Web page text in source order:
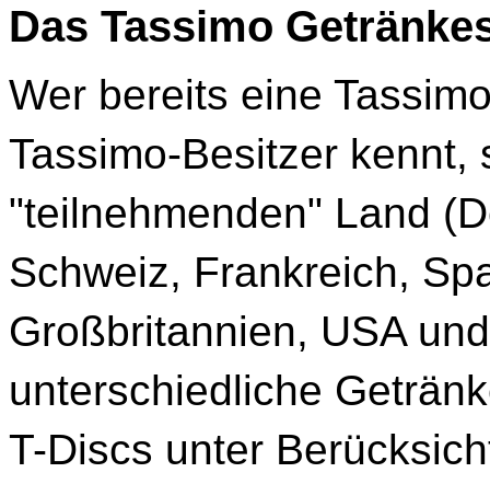
Das Tassimo
Wer bereits eine
Tassimo-Besitzer
"teilnehmenden" Land
Schweiz, Frankreich,
Großbritannien, USA
unterschiedliche
T-Discs unter